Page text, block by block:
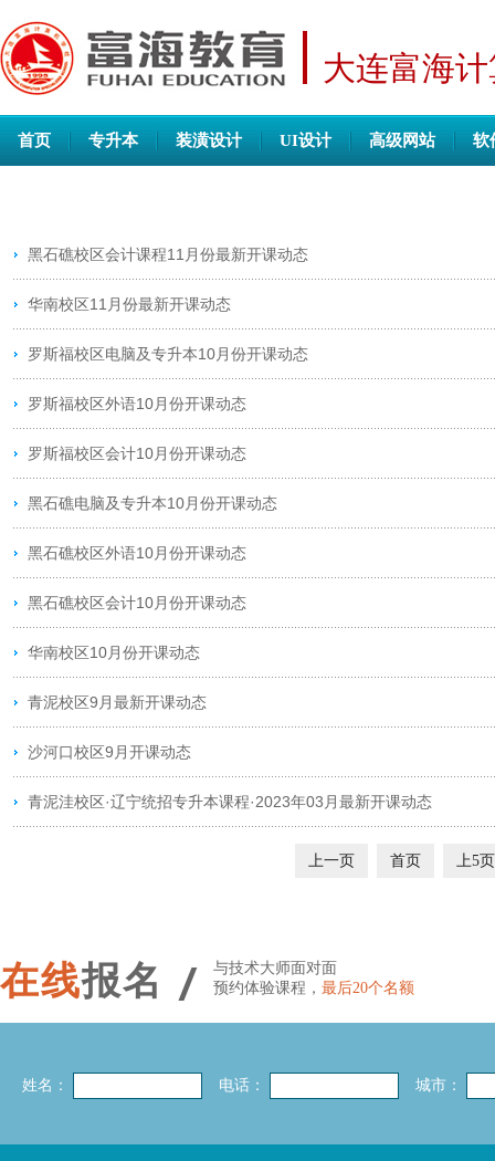
大连富海
首页 专升本 装潢设计 UI设计 高级网站 软
黑石礁校区会计课程11月份最新开课动态
华南校区11月份最新开课动态
罗斯福校区电脑及专升本10月份开课动态
罗斯福校区外语10月份开课动态
罗斯福校区会计10月份开课动态
黑石礁电脑及专升本10月份开课动态
黑石礁校区外语10月份开课动态
黑石礁校区会计10月份开课动态
华南校区10月份开课动态
青泥校区9月最新开课动态
沙河口校区9月开课动态
青泥洼校区·辽宁统招专升本课程·2023年03月最新开课动态
上一页 首页 上5页
在线报名 /
与技术大师面对面
预约体验课程， 最后20个名额
姓名： 电话： 城市：